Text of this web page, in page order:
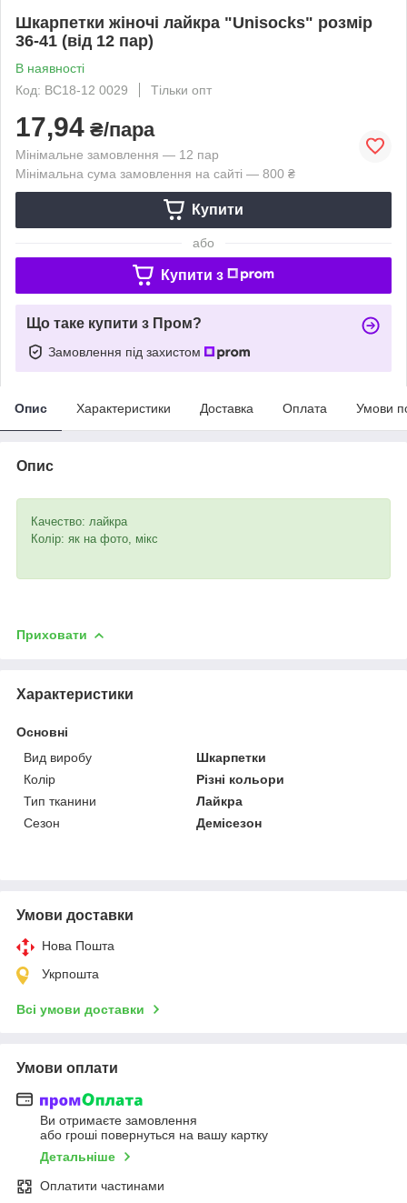
Шкарпетки жіночі лайкра "Unisocks" розмір
36-41 (від 12 пар)
В наявності
Код: BC18-12 0029
Тільки опт
17,94 ₴/пара
Мінімальне замовлення — 12 пар
Мінімальна сума замовлення на сайті — 800 ₴
Купити
або
Купити з
Що таке купити з Пром?
Замовлення під захистом
Опис Характеристики Доставка Оплата Умови
Опис
Качество: лайкра
Колір: як на фото, мікс
Приховати
Характеристики
Основні
Вид виробу
Шкарпетки
Колір
Різні кольори
Тип тканини
Лайкра
Сезон
Демісезон
Умови доставки
Нова Пошта
Укрпошта
Всі умови доставки
Умови оплати
Ви отримаєте замовлення
або гроші повернуться на вашу картку
Детальніше
Оплатити частинами